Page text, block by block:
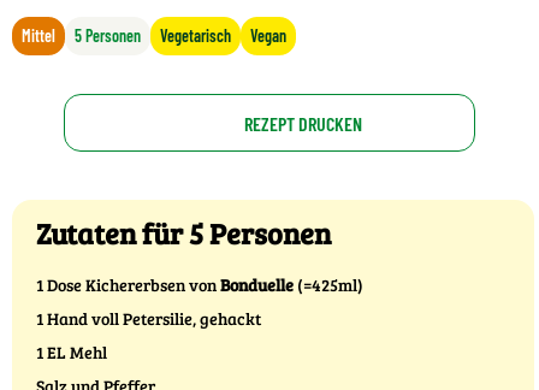
Mittel 5 Personen Vegetarisch Vegan
REZEPT DRUCKEN
Zutaten für 5 Personen
1 Dose Kichererbsen vonBonduelle (=425ml)
1 Hand voll Petersilie, gehackt
1 EL Mehl